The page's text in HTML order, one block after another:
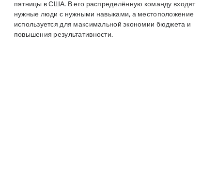
пятницы в США. В его распределённую команду входят
нужные люди с нужными навыками, а местоположение
используется для максимальной экономии бюджета и
повышения результативности.